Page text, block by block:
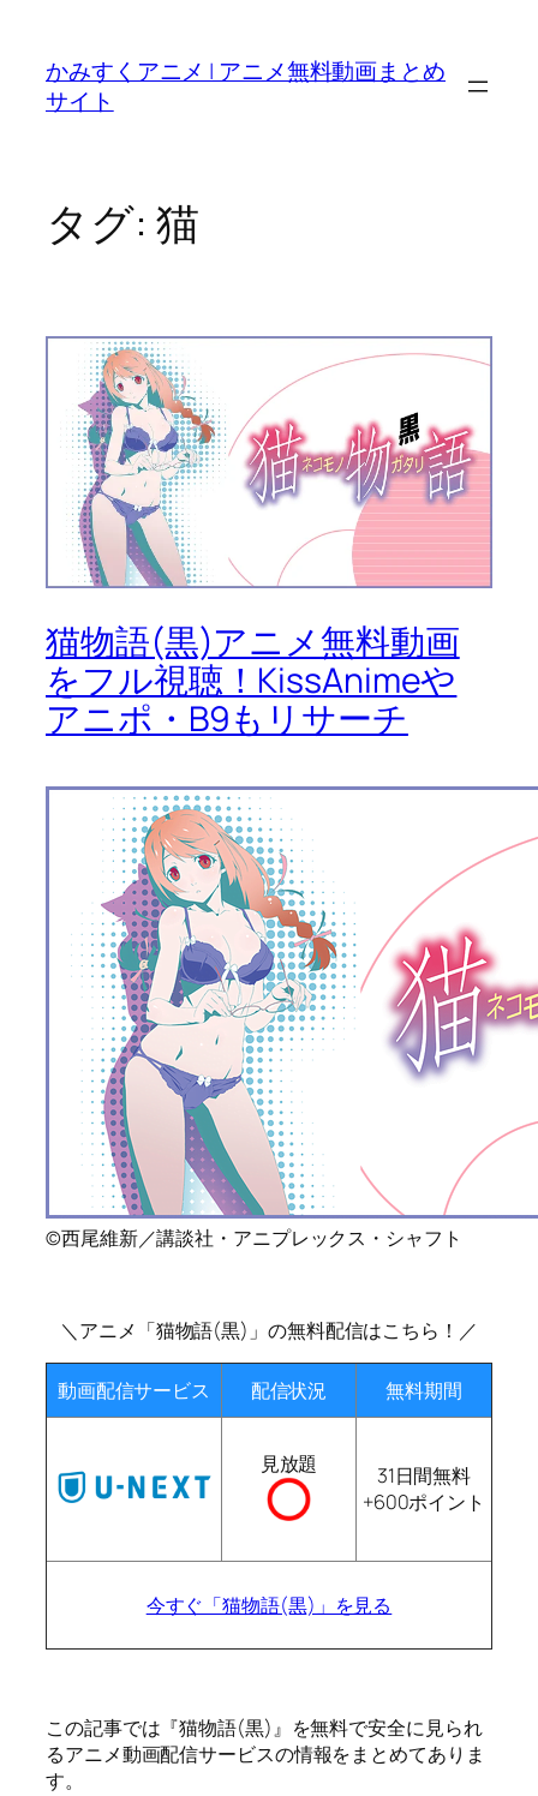
かみすくアニメ | アニメ無料動画まとめ
サイト
タグ: 猫
猫物語(黒)アニメ無料動画
をフル視聴！KissAnimeや
アニポ・B9もリサーチ
©西尾維新／講談社・アニプレックス・シャフト
＼アニメ「猫物語(黒)」の無料配信はこちら！／
動画配信サービス 配信状況 無料期間
見放題
31日間無料
+600ポイント
今すぐ「猫物語(黒)」を見る
この記事では『猫物語(黒)』を無料で安全に見られ
るアニメ動画配信サービスの情報をまとめてありま
す。